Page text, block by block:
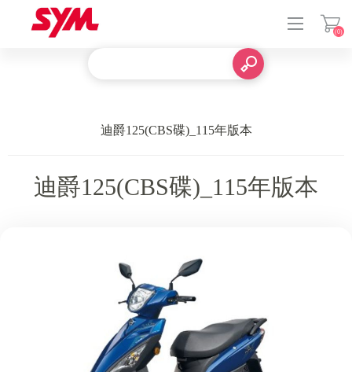
(0)
迪爵125(CBS碟)_115年版本
迪爵125(CBS碟)_115年版本